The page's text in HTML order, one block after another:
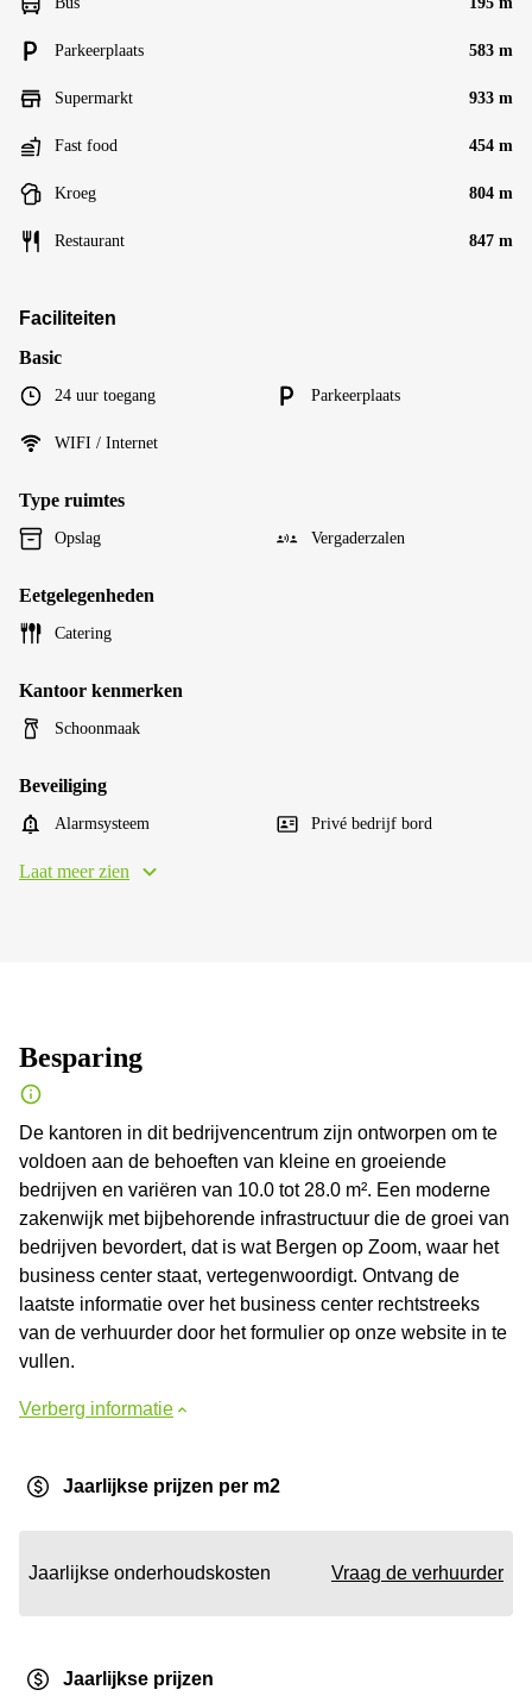
Parkeerplaats 583 m
Supermarkt 933 m
Fast food 454 m
Kroeg 804 m
Restaurant 847 m
Faciliteiten
Basic
24 uur toegang Parkeerplaats
WIFI / Internet
Type ruimtes
Opslag Vergaderzalen
Eetgelegenheden
Catering
Kantoor kenmerken
Schoonmaak
Beveiliging
Alarmsysteem Privé bedrijf bord
Laat meer zien
Besparing
De kantoren in dit bedrijvencentrum zijn ontworpen om te
voldoen aan de behoeften van kleine en groeiende
bedrijven en variëren van 10.0 tot 28.0 m². Een moderne
zakenwijk met bijbehorende infrastructuur die de groei van
bedrijven bevordert, dat is wat Bergen op Zoom, waar het
business center staat, vertegenwoordigt. Ontvang de
laatste informatie over het business center rechtstreeks
van de verhuurder door het formulier op onze website in te
vullen.
Verberg informatie
Jaarlijkse prijzen per m2
Jaarlijkse onderhoudskosten Vraag de verhuurder
Jaarlijkse prijzen